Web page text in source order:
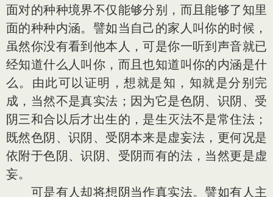
面对的种种境界不仅能够分别，而且能够了知里
面的种种内涵。譬如当自己的家人叫你的时候，
虽然你没有看到他本人，可是你一听到声音就已
经知道什么人叫你，而且也知道叫你的内涵是什
么。由此可以证明，想就是知，知就是分别完
成，当然不是真实法；因为它是色阴、识阴、受
阴三和合以后才出生的，是生灭法不是常住法；
既然色阴、识阴、受阴本来是虚妄法，更何况是
依附于色阴、识阴、受阴而有的法，当然更是虚
妄。
可是有人却将想阴当作真实法。譬如有人主